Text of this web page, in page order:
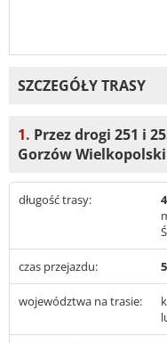
SZCZEGÓŁY TRASY
1. Przez drogi 251 i
Gorzów Wielkopolski
długość trasy:
czas przejazdu:
województwa na trasie: